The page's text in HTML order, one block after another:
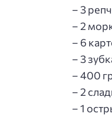
– 3
– 2
– 6
– 3
– 400
– 2
– 1